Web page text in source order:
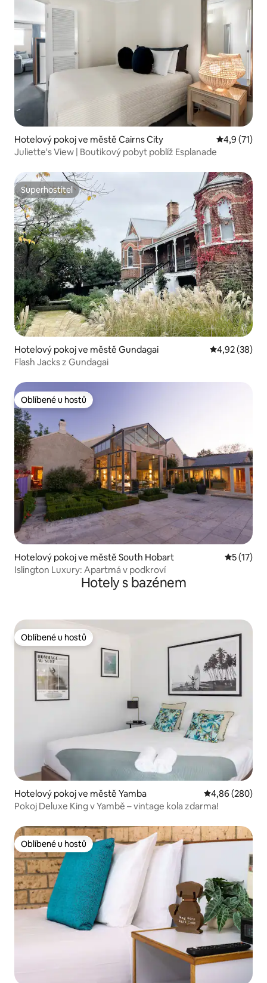
Hotelový pokoj ve městě Cairns City Průměrné
4,9 (71)
Juliette's View | Boutikový pobyt poblíž Esplanade
Superhostitel
Superhostitel
Hotelový pokoj ve městě Gundagai Průměrné
4,92 (38)
Flash Jacks z Gundagai
Oblíbené u hostů
Oblíbené u hostů
Hotelový pokoj ve městě South Hobart
5 (17)
Islington Luxury: Apartmá v podkroví
Hotely s bazénem
Oblíbené u hostů
Oblíbené u hostů
Hotelový pokoj ve městě Yamba Průměrné
4,86 (280)
Pokoj Deluxe King v Yambě – vintage kola zdarma!
Oblíbené u hostů
Oblíbené u hostů